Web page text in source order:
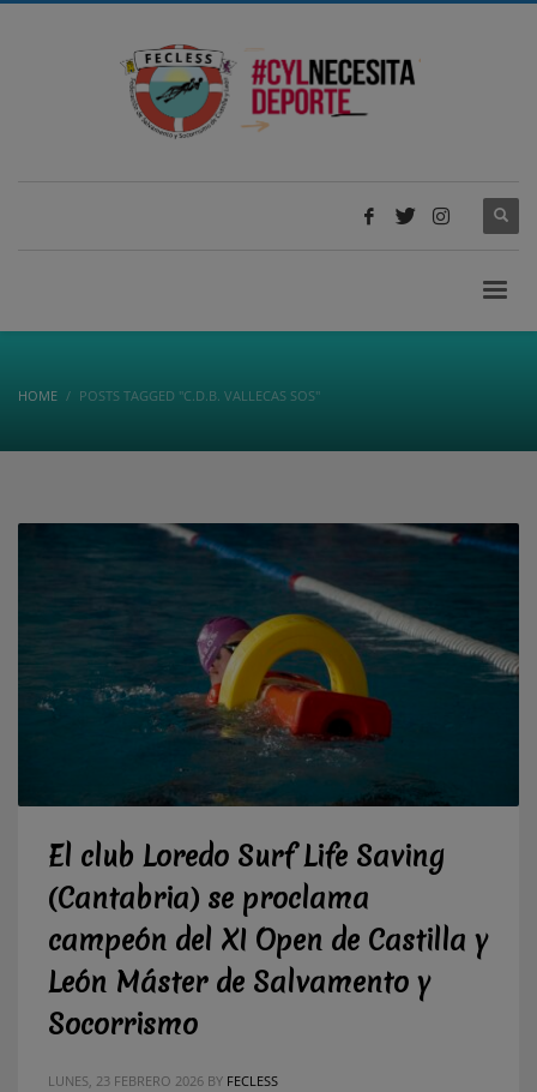
HOME POSTS TAGGED "C.D.B. VALLECAS SOS"
El club Loredo Surf Life Saving
(Cantabria) se proclama
campeón del XI Open de Castilla y
León Máster de Salvamento y
Socorrismo
LUNES, 23 FEBRERO 2026 BY FECLESS